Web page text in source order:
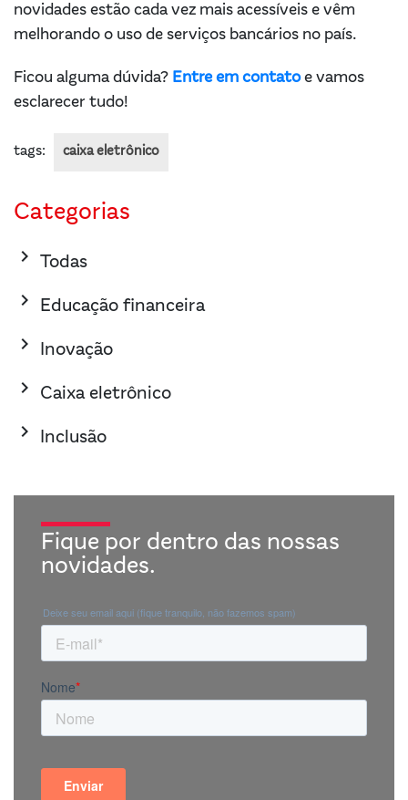
novidades estão cada vez mais acessíveis e vêm
melhorando o uso de serviços bancários no país.
Ficou alguma dúvida? Entre em contato e vamos
esclarecer tudo!
tags: caixa eletrônico
Categorias
keyboard_arrow_right Todas
keyboard_arrow_right Educação financeira
keyboard_arrow_right Inovação
keyboard_arrow_right Caixa eletrônico
keyboard_arrow_right Inclusão
Fique por dentro das nossas
novidades.